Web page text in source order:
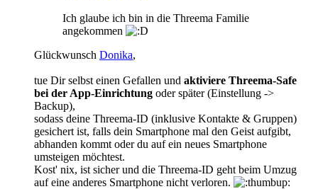
Ich glaube ich bin in die Threema Familie
angekommen
Glückwunsch Donika,
tue Dir selbst einen Gefallen und aktiviere Threema-Safe
bei der App-Einrichtung oder später (Einstellung ->
Backup),
sodass deine Threema-ID (inklusive Kontakte & Gruppen)
gesichert ist, falls dein Smartphone mal den Geist aufgibt,
abhanden kommt oder du auf ein neues Smartphone
umsteigen möchtest.
Kost' nix, ist sicher und die Threema-ID geht beim Umzug
auf eine anderes Smartphone nicht verloren.